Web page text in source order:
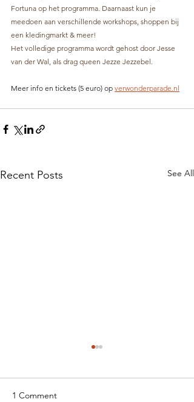
Fortuna op het programma. Daarnaast kun je
meedoen aan verschillende workshops, shoppen bij
een kledingmarkt & meer!
Het volledige programma wordt gehost door Jesse
van der Wal, als drag queen Jezze Jezzebel.
Meer info en tickets (5 euro) op verwonderparade.nl
Recent Posts See All
1 Comment